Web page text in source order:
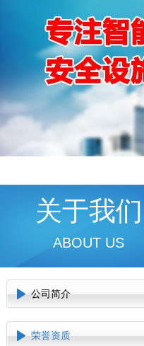
关于我们
ABOUT US
公司简介
荣誉资质